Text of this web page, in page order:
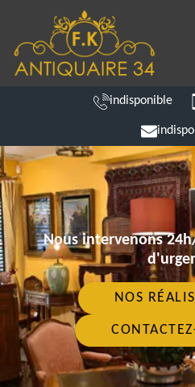
indisponible
Nous intervenons
NOS